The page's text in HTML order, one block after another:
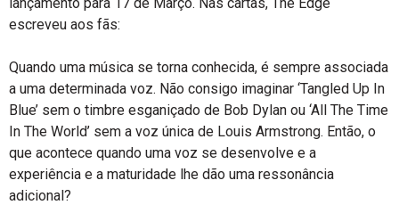
escreveu aos fãs:
Quando uma música se torna conhecida, é sempre associada
a uma determinada voz. Não consigo imaginar ‘Tangled Up In
Blue’ sem o timbre esganiçado de Bob Dylan ou ‘All The Time
In The World’ sem a voz única de Louis Armstrong. Então, o
que acontece quando uma voz se desenvolve e a
experiência e a maturidade lhe dão uma ressonância
adicional?